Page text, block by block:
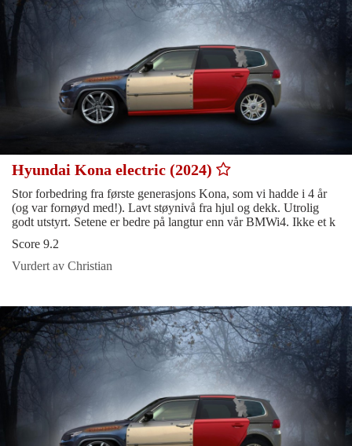
Hyundai Kona electric (2024)
Stor forbedring fra første generasjons Kona, som vi hadde i 4 år
(og var fornøyd med!). Lavt støynivå fra hjul og dekk. Utrolig
godt utstyrt. Setene er bedre på langtur enn vår BMWi4. Ikke et k
Score 9.2
Vurdert av Christian